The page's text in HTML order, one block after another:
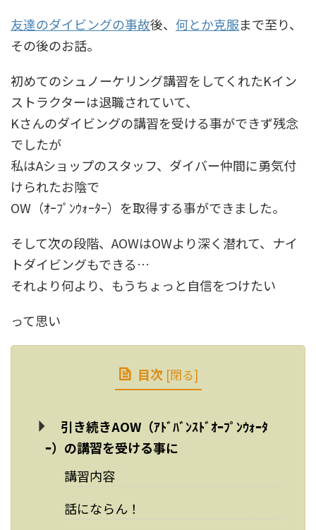
友達のダイビングの事故後、 何とか克服まで至り、
その後のお話。
初めてのシュノーケリング講習をしてくれたKイン
ストラクターは退職されていて、
Kさんのダイビングの講習を受ける事ができず残念
でしたが
私はAショップのスタッフ、ダイバー仲間に勇気付
けられたお陰で
OW（ｵｰﾌﾟﾝｳｫｰﾀｰ）を取得する事ができました。
そして次の段階、AOWはOWより深く潜れて、ナイ
トダイビングもできる…
それより何より、もうちょっと自信をつけたい
って思い
目次 [閉る]
引き続きAOW（ｱﾄﾞﾊﾞﾝｽﾄﾞｵｰﾌﾟﾝｳｫｰﾀ
ｰ）の講習を受ける事に
講習内容
話にならん！